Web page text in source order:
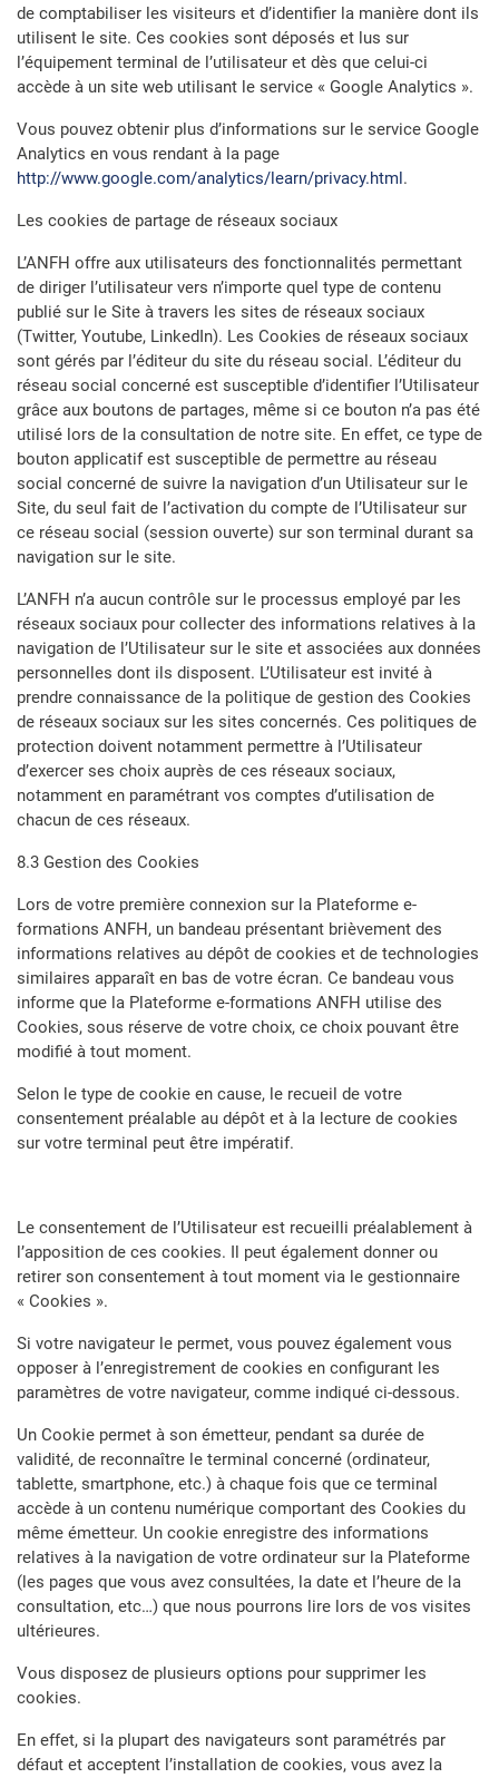
de comptabiliser les visiteurs et d’identifier la manière dont ils
utilisent le site. Ces cookies sont déposés et lus sur
l’équipement terminal de l’utilisateur et dès que celui-ci
accède à un site web utilisant le service « Google Analytics ».
Vous pouvez obtenir plus d’informations sur le service Google
Analytics en vous rendant à la page
http://www.google.com/analytics/learn/privacy.html.
Les cookies de partage de réseaux sociaux
L’ANFH offre aux utilisateurs des fonctionnalités permettant
de diriger l’utilisateur vers n’importe quel type de contenu
publié sur le Site à travers les sites de réseaux sociaux
(Twitter, Youtube, LinkedIn). Les Cookies de réseaux sociaux
sont gérés par l’éditeur du site du réseau social. L’éditeur du
réseau social concerné est susceptible d’identifier l’Utilisateur
grâce aux boutons de partages, même si ce bouton n’a pas été
utilisé lors de la consultation de notre site. En effet, ce type de
bouton applicatif est susceptible de permettre au réseau
social concerné de suivre la navigation d’un Utilisateur sur le
Site, du seul fait de l’activation du compte de l’Utilisateur sur
ce réseau social (session ouverte) sur son terminal durant sa
navigation sur le site.
L’ANFH n’a aucun contrôle sur le processus employé par les
réseaux sociaux pour collecter des informations relatives à la
navigation de l’Utilisateur sur le site et associées aux données
personnelles dont ils disposent. L’Utilisateur est invité à
prendre connaissance de la politique de gestion des Cookies
de réseaux sociaux sur les sites concernés. Ces politiques de
protection doivent notamment permettre à l’Utilisateur
d’exercer ses choix auprès de ces réseaux sociaux,
notamment en paramétrant vos comptes d’utilisation de
chacun de ces réseaux.
8.3 Gestion des Cookies
Lors de votre première connexion sur la Plateforme e-
formations ANFH, un bandeau présentant brièvement des
informations relatives au dépôt de cookies et de technologies
similaires apparaît en bas de votre écran. Ce bandeau vous
informe que la Plateforme e-formations ANFH utilise des
Cookies, sous réserve de votre choix, ce choix pouvant être
modifié à tout moment.
Selon le type de cookie en cause, le recueil de votre
consentement préalable au dépôt et à la lecture de cookies
sur votre terminal peut être impératif.
Le consentement de l’Utilisateur est recueilli préalablement à
l’apposition de ces cookies. Il peut également donner ou
retirer son consentement à tout moment via le gestionnaire
« Cookies ».
Si votre navigateur le permet, vous pouvez également vous
opposer à l’enregistrement de cookies en configurant les
paramètres de votre navigateur, comme indiqué ci-dessous.
Un Cookie permet à son émetteur, pendant sa durée de
validité, de reconnaître le terminal concerné (ordinateur,
tablette, smartphone, etc.) à chaque fois que ce terminal
accède à un contenu numérique comportant des Cookies du
même émetteur. Un cookie enregistre des informations
relatives à la navigation de votre ordinateur sur la Plateforme
(les pages que vous avez consultées, la date et l’heure de la
consultation, etc…) que nous pourrons lire lors de vos visites
ultérieures.
Vous disposez de plusieurs options pour supprimer les
cookies.
En effet, si la plupart des navigateurs sont paramétrés par
défaut et acceptent l’installation de cookies, vous avez la